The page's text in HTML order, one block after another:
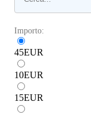
Importo:
45EUR
10EUR
15EUR